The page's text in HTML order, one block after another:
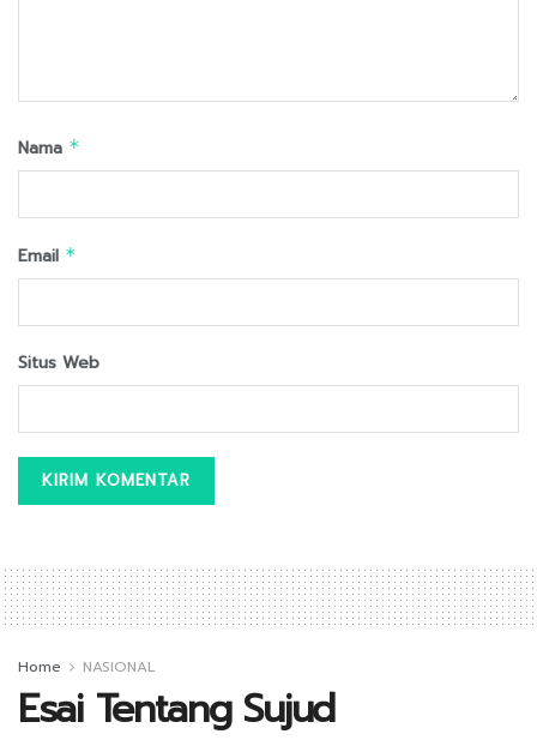
Nama *
Email *
Situs Web
Home NASIONAL
Esai Tentang Sujud